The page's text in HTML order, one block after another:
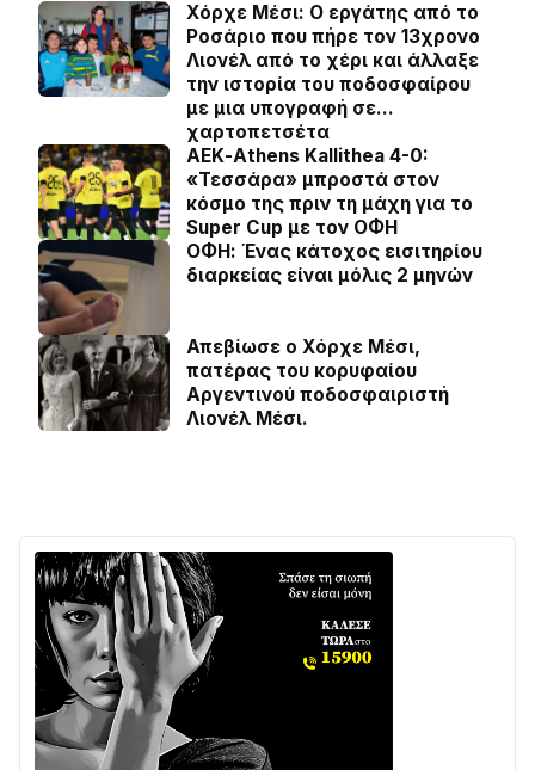
Χόρχε Μέσι: Ο εργάτης από το
Ροσάριο που πήρε τον 13χρονο
Λιονέλ από το χέρι και άλλαξε
την ιστορία του ποδοσφαίρου
με μια υπογραφή σε…
χαρτοπετσέτα
ΑΕΚ-Athens Kallithea 4-0:
«Τεσσάρα» μπροστά στον
κόσμο της πριν τη μάχη για το
Super Cup με τον ΟΦΗ
ΟΦΗ: Ένας κάτοχος εισιτηρίου
διαρκείας είναι μόλις 2 μηνών
Απεβίωσε ο Χόρχε Μέσι,
πατέρας του κορυφαίου
Αργεντινού ποδοσφαιριστή
Λιονέλ Μέσι.